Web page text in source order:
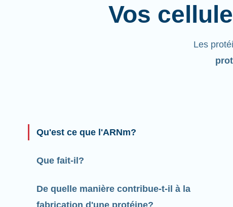
Vos
Les
Qu'est ce que l'ARNm?
Que fait-il?
De quelle manière contribue-t-il à la
fabrication d'une protéine?